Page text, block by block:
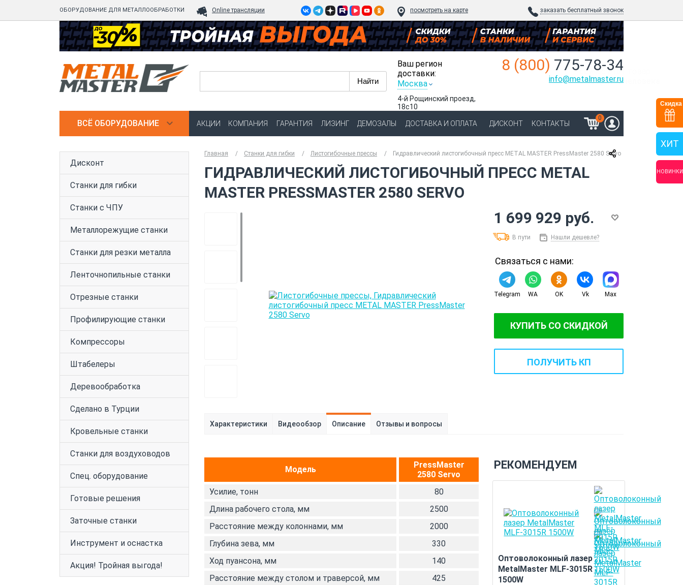
ОБОРУДОВАНИЕ ДЛЯ МЕТАЛЛООБРАБОТКИ Online трансляции посмотреть на карте заказать бесплатный звонок
Ваш регион
доставки:
Москва
4-й Рощинский проезд,
18с10
8 (800) 775-78-34
info@metalmaster.ru
ВСЁ ОБОРУДОВАНИЕ АКЦИИ КОМПАНИЯ ГАРАНТИЯ ЛИЗИНГ ДЕМОЗАЛЫ ДОСТАВКА И ОПЛАТА ДИСКОНТ КОНТАКТЫ
0
Дисконт
Станки для гибки
Станки с ЧПУ
Металлорежущие станки
Станки для резки металла
Ленточнопильные станки
Отрезные станки
Профилирующие станки
Компрессоры
Штабелеры
Деревообработка
Сделано в Турции
Кровельные станки
Станки для воздуховодов
Спец. оборудование
Готовые решения
Заточные станки
Инструмент и оснастка
Акция! Тройная выгода!
Главная Станки для гибки Листогибочные прессы Гидравлический листогибочный пресс METAL MASTER PressMaster 2580 Servo
ГИДРАВЛИЧЕСКИЙ ЛИСТОГИБОЧНЫЙ ПРЕСС METAL
MASTER PRESSMASTER 2580 SERVO
сейчас
этот товар
смотрят 4 человека
1 699 929 руб.
В пути Нашли дешевле?
Связаться с нами:
Telegram WA OK Vk Max
КУПИТЬ СО СКИДКОЙ
ПОЛУЧИТЬ КП
Характеристики Видеообзор Описание Отзывы и вопросы
РЕКОМЕНДУЕМ
Оптоволоконный лазер
MetalMaster MLF-3015R
1500W
Модель
PressMaster
2580 Servo
Усилие, тонн
80
Длина рабочего стола, мм
2500
Расстояние между колоннами, мм
2000
Глубина зева, мм
330
Ход пуансона, мм
140
Расстояние между столом и траверсой, мм
425
Скидка
ХИТ
НОВИНКИ